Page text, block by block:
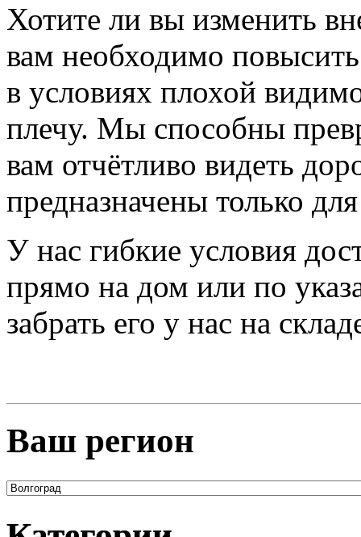
Хотите ли вы изменить
вам необходимо
в условиях плохой
плечу. Мы способны
вам отчётливо видеть
предназначены только
У нас гибкие условия
прямо на дом или по
забрать его у нас на
Ваш регион